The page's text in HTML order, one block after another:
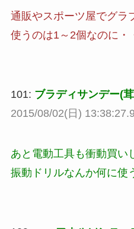
通販やスポーツ屋でグラ
使うのは1～2個なのに・
101: ブラディサンデー(
2015/08/02(日)
あと電動工具も衝動買い
振動ドリルなんか何に使